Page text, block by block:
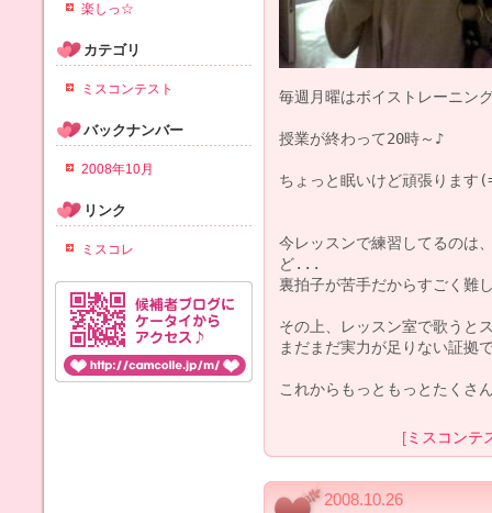
毎週月曜はボイストレーニン
授業が終わって20時～♪
ちょっと眠いけど頑張ります
今レッスンで練習してるの
ど...
裏拍子が苦手だからすごく難
その上、レッスン室で歌うと
まだまだ実力が足りない証
[ ミスコンテ
2008.10.26
楽しっ☆
カテゴリ
ミスコンテスト
バックナンバー
2008年10月
リンク
ミスコレ